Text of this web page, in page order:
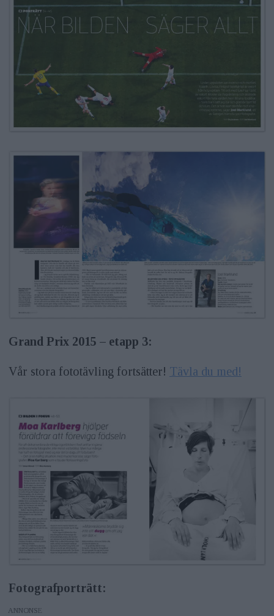
Grand Prix 2015 – etapp 3:
Vår stora fototävling fortsätter! Tävla du med!
Fotografporträtt:
ANNONS